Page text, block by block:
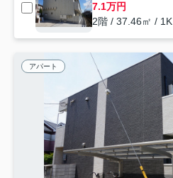
7.1万円
2階 / 37.46㎡ / 1K
アパート